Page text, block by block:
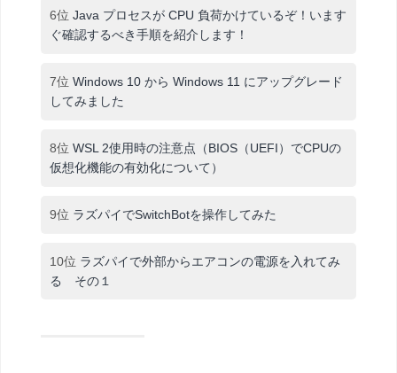
6位 Java プロセスが CPU 負荷かけているぞ！います
ぐ確認するべき手順を紹介します！
7位 Windows 10 から Windows 11 にアップグレード
してみました
8位 WSL 2使用時の注意点（BIOS（UEFI）でCPUの
仮想化機能の有効化について）
9位 ラズパイでSwitchBotを操作してみた
10位 ラズパイで外部からエアコンの電源を入れてみ
る その１